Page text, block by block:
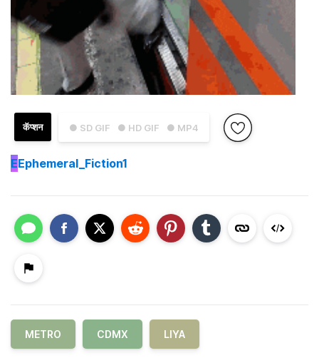
● SD GIF ● HD GIF ● MP4
कॅप्शन
EEphemeral_Fiction1
METRO CDMX LIYA